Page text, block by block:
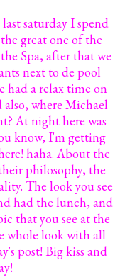
saturday I spend
great one of the
Spa, after that we
next to de pool
had a relax time on
also, where Michael
At night here was
know, I'm getting
haha. About the
philosophy, the
The look you see
had the lunch, and
that you see at the
whole look with all
post! Big kiss and